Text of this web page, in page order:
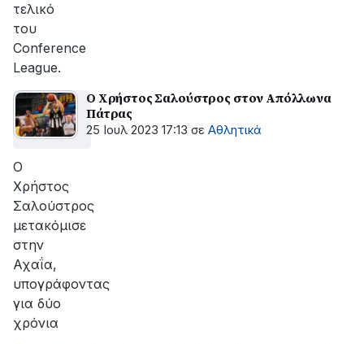
τελικό
του
Conference
League.
Ο Χρήστος Σαλούστρος στον Απόλλωνα
Πάτρας
25 Ιουλ 2023 17:13 σε Αθλητικά
Ο
Χρήστος
Σαλούστρος
μετακόμισε
στην
Αχαΐα,
υπογράφοντας
για δύο
χρόνια